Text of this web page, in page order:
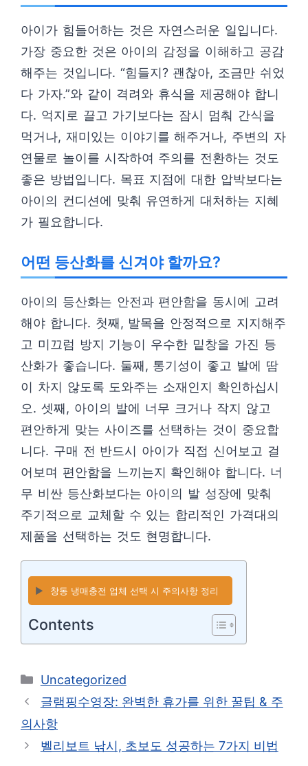
아이가 힘들어하는 것은 자연스러운 일입니다.
가장 중요한 것은 아이의 감정을 이해하고 공감
해주는 것입니다. “힘들지? 괜찮아, 조금만 쉬었
다 가자.”와 같이 격려와 휴식을 제공해야 합니
다. 억지로 끌고 가기보다는 잠시 멈춰 간식을
먹거나, 재미있는 이야기를 해주거나, 주변의 자
연물로 놀이를 시작하여 주의를 전환하는 것도
좋은 방법입니다. 목표 지점에 대한 압박보다는
아이의 컨디션에 맞춰 유연하게 대처하는 지혜
가 필요합니다.
어떤 등산화를 신겨야 할까요?
아이의 등산화는 안전과 편안함을 동시에 고려
해야 합니다. 첫째, 발목을 안정적으로 지지해주
고 미끄럼 방지 기능이 우수한 밑창을 가진 등
산화가 좋습니다. 둘째, 통기성이 좋고 발에 땀
이 차지 않도록 도와주는 소재인지 확인하십시
오. 셋째, 아이의 발에 너무 크거나 작지 않고
편안하게 맞는 사이즈를 선택하는 것이 중요합
니다. 구매 전 반드시 아이가 직접 신어보고 걸
어보며 편안함을 느끼는지 확인해야 합니다. 너
무 비싼 등산화보다는 아이의 발 성장에 맞춰
주기적으로 교체할 수 있는 합리적인 가격대의
제품을 선택하는 것도 현명합니다.
▶️ 창동 냉매충전 업체 선택 시 주의사항 정리
Contents
카
테
리
Uncategorized
글램핑수영장: 완벽한 휴가를 위한 꿀팁 & 주
의사항
벨리보트 낚시, 초보도 성공하는 7가지 비법